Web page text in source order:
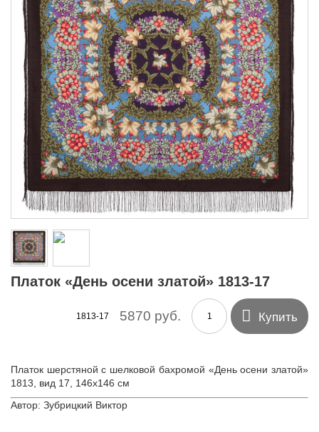
Платок «День осени златой» 1813-17
1813-17 5870 руб.  Купить
Платок шерстяной с шелковой бахромой «День осени златой»
1813, вид 17, 146х146 см
Автор: Зубрицкий Виктор